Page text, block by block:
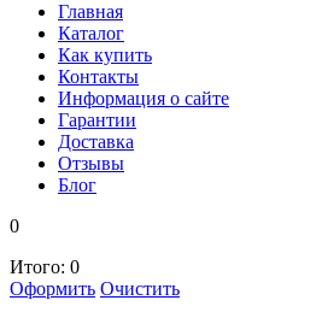
Главная
Каталог
Как купить
Контакты
Информация о сайте
Гарантии
Доставка
Отзывы
Блог
0
Итого: 0
Оформить Очистить